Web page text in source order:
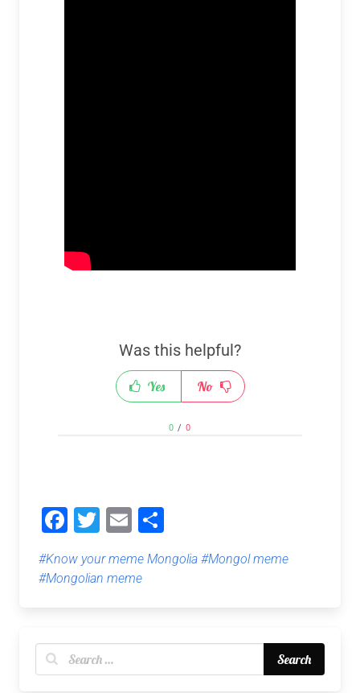
Was this helpful?
Yes No
0 / 0
Facebook
Twitter
Email
#Know your meme Mongolia #Mongol meme
#Mongolian meme